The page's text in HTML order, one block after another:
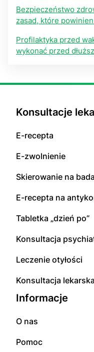
Bezpieczeństwo
zasad, które
Profilaktyka przed
wykonać przed
Konsultacje
E-recepta
E-zwolnienie
Skierowanie na
E-recepta na
Tabletka „dzień po”
Konsultacja
Leczenie otyłości
Konsultacja lekarska
Informacje
O nas
Pomoc